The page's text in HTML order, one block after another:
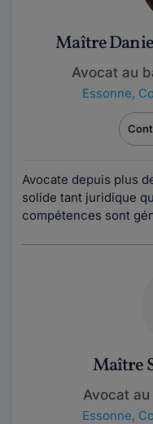
Maître
Avocat au
Essonne,
Avocate depuis plus
solide tant juridique
compétences sont
Maître
Avocat
Essonne,